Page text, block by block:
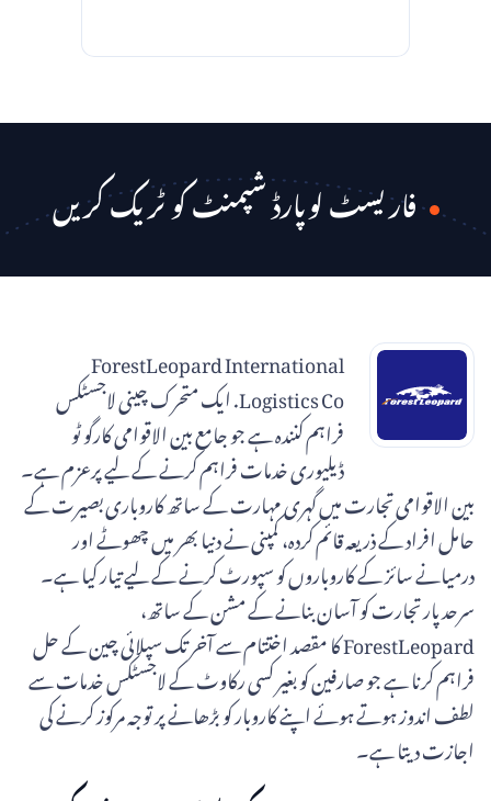
فاریسٹ لوپارڈ شپمنٹ کو ٹریک کریں
ForestLeopard International
Logistics Co. ایک متحرک چینی لاجسٹکس
فراہم کنندہ ہے جو جامع بین الاقوامی کارگو ٹو
ڈیلیوری خدمات فراہم کرنے کے لیے پرعزم ہے۔
بین الاقوامی تجارت میں گہری مہارت کے ساتھ کاروباری بصیرت کے
حامل افراد کے ذریعہ قائم کردہ، کمپنی نے دنیا بھر میں چھوٹے اور
درمیانے سائز کے کاروباروں کو سپورٹ کرنے کے لیے تیار کیا ہے۔
سرحد پار تجارت کو آسان بنانے کے مشن کے ساتھ،
ForestLeopard کا مقصد اختتام سے آخر تک سپلائی چین کے حل
فراہم کرنا ہے جو صارفین کو بغیر کسی رکاوٹ کے لاجسٹکس خدمات سے
لطف اندوز ہوتے ہوئے اپنے کاروبار کو بڑھانے پر توجہ مرکوز کرنے کی
اجازت دیتا ہے۔